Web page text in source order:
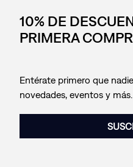
10% DE
PRIMERA
Entérate primero que
novedades, eventos y más.